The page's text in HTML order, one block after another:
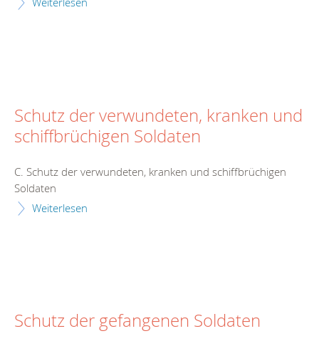
Schutz der verwundeten, kranken und
schiffbrüchigen Soldaten
C. Schutz der verwundeten, kranken und schiffbrüchigen
Soldaten
Weiterlesen
Schutz der gefangenen Soldaten